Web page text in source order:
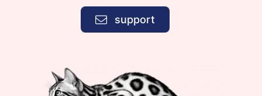
support